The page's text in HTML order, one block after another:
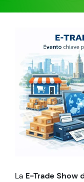
La E-Trade Show